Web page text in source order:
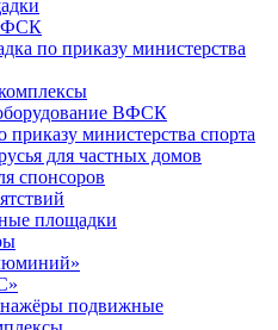
по приказу министерства
ВФСК
министерства спорта
для частных домов
спонсоров
площадки
подвижные